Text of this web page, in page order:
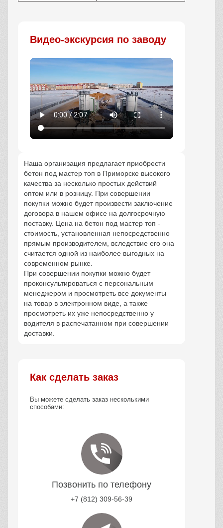
Видео-экскурсия по заводу
Наша организация предлагает приобрести
бетон под мастер топ в Приморске высокого
качества за несколько простых действий
оптом или в розницу. При совершении
покупки можно будет произвести заключение
договора в нашем офисе на долгосрочную
поставку. Цена на бетон под мастер топ -
стоимость, установленная непосредственно
прямым производителем, вследствие его она
считается одной из наиболее выгодных на
современном рынке.
При совершении покупки можно будет
проконсультироваться с персональным
менеджером и просмотреть все документы
на товар в электронном виде, а также
просмотреть их уже непосредственно у
водителя в распечатанном при совершении
доставки.
Как сделать заказ
Вы можете сделать заказ несколькими
способами:
Позвонить по телефону
+7 (812) 309-56-39